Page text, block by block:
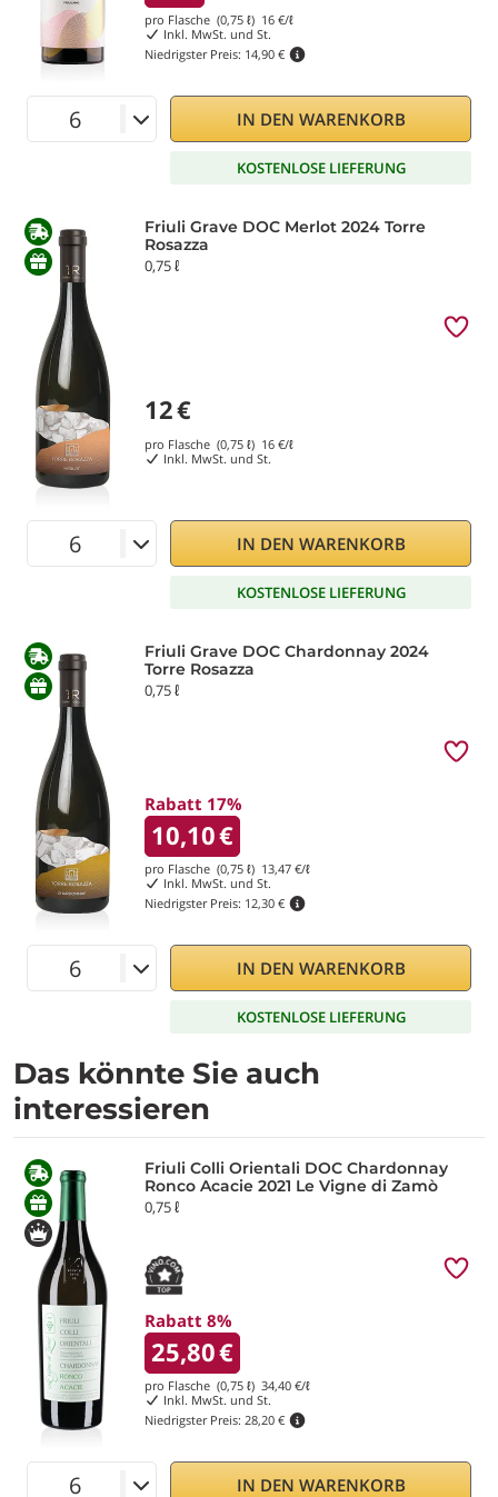
pro Flasche (0,75 ℓ) 16 €/ℓ
Inkl. MwSt. und St.
Niedrigster Preis: 14,90 €
IN DEN WARENKORB
KOSTENLOSE LIEFERUNG
Friuli Grave DOC Merlot 2024 Torre
Rosazza
0,75 ℓ
12€
pro Flasche (0,75 ℓ) 16 €/ℓ
Inkl. MwSt. und St.
IN DEN WARENKORB
KOSTENLOSE LIEFERUNG
Friuli Grave DOC Chardonnay 2024
Torre Rosazza
0,75 ℓ
Rabatt 17%
10,10€
pro Flasche (0,75 ℓ) 13,47 €/ℓ
Inkl. MwSt. und St.
Niedrigster Preis: 12,30 €
IN DEN WARENKORB
KOSTENLOSE LIEFERUNG
Das könnte Sie auch
interessieren
Friuli Colli Orientali DOC Chardonnay
Ronco Acacie 2021 Le Vigne di Zamò
0,75 ℓ
Rabatt 8%
25,80€
pro Flasche (0,75 ℓ) 34,40 €/ℓ
Inkl. MwSt. und St.
Niedrigster Preis: 28,20 €
IN DEN WARENKORB